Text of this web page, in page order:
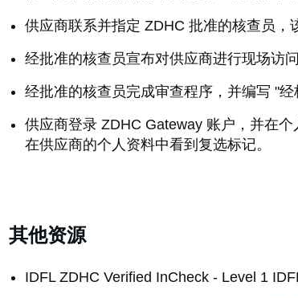
供应商联系并指定 ZDHC 批准的核查员，
经批准的核查员宣布对供应商进行现场访
经批准的核查员完成审查程序，并编写 "经
供应商登录 ZDHC Gateway 账户，并在
在供应商的个人资料中看到复选标记。
其他资源
IDFL ZDHC Verified InCheck - Level 1